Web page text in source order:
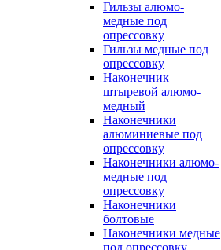
Гильзы алюмо-
медные под
опрессовку
Гильзы медные под
опрессовку
Наконечник
штыревой алюмо-
медный
Наконечники
алюминиевые под
опрессовку
Наконечники алюмо-
медные под
опрессовку
Наконечники
болтовые
Наконечники медные
под опрессовку